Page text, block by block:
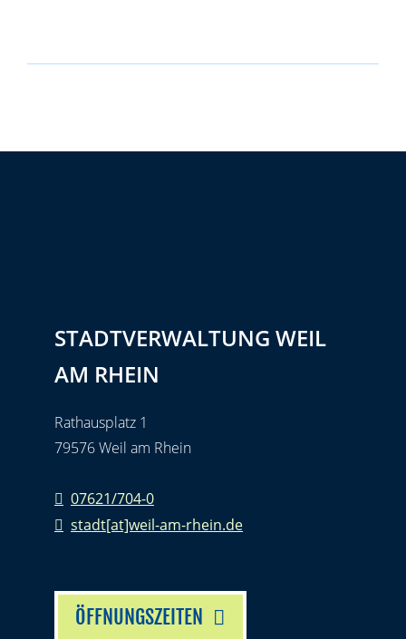
STADTVERWALTUNG WEIL
AM RHEIN
Rathausplatz 1
79576 Weil am Rhein
07621/704-0
stadt[at]weil-am-rhein.de
ÖFFNUNGSZEITEN